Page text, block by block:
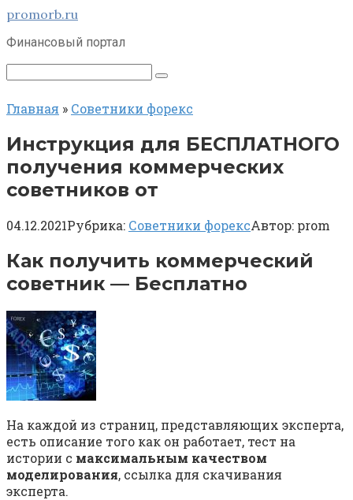
Перейти
контенту
promorb.ru
Финансовый портал
Поиск:
Главная » Советники форекс
Инструкция для БЕСПЛАТНОГО
получения коммерческих
советников от
04.12.2021Рубрика: Советники форексАвтор: prom
Как получить коммерческий
советник — Бесплатно
На каждой из страниц, представляющих эксперта,
есть описание того как он работает, тест на
истории с максимальным качеством
моделирования, ссылка для скачивания
эксперта.